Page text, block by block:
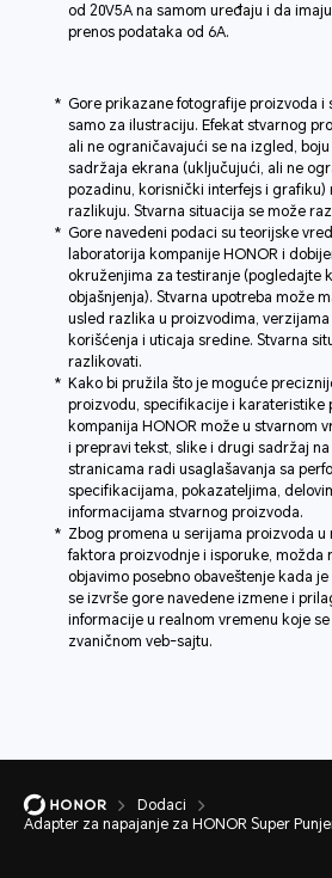
od 20V5A na samom uređaju i da
prenos podataka od 6A.
Gore prikazane fotografije proizvoda i
samo za ilustraciju. Efekat stvarnog
ali ne ograničavajući se na izgled,
sadržaja ekrana (uključujući, ali ne
pozadinu, korisnički interfejs i grafiku)
razlikuju. Stvarna situacija se može
Gore navedeni podaci su teorijske
laboratorija kompanije HONOR i
okruženjima za testiranje (pogledajte
objašnjenja). Stvarna upotreba može
usled razlika u proizvodima, verzijama
korišćenja i uticaja sredine. Stvarna
razlikovati.
Kako bi pružila što je moguće
proizvodu, specifikacije i karateristike
kompanija HONOR može u stvarnom
i prepravi tekst, slike i drugi sadržaj
stranicama radi usaglašavanja sa
specifikacijama, pokazateljima,
informacijama stvarnog proizvoda.
Zbog promena u serijama proizvoda u
faktora proizvodnje i isporuke, možda
objavimo posebno obaveštenje kada
se izvrše gore navedene izmene i
informacije u realnom vremenu koje
zvaničnom veb-sajtu.
Dodaci
Adapter za napajanje za HONOR Super